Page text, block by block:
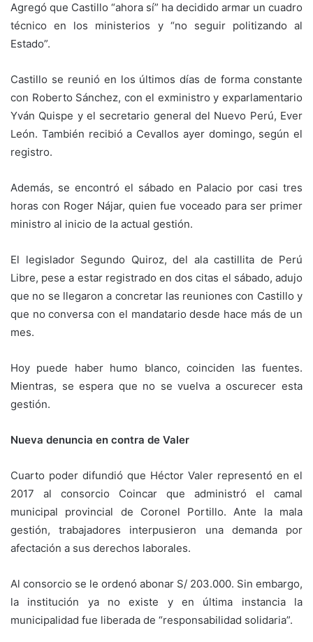
Agregó que Castillo “ahora sí” ha decidido armar un cuadro
técnico en los ministerios y “no seguir politizando al
Estado”.
Castillo se reunió en los últimos días de forma constante
con Roberto Sánchez, con el exministro y exparlamentario
Yván Quispe y el secretario general del Nuevo Perú, Ever
León. También recibió a Cevallos ayer domingo, según el
registro.
Además, se encontró el sábado en Palacio por casi tres
horas con Roger Nájar, quien fue voceado para ser primer
ministro al inicio de la actual gestión.
El legislador Segundo Quiroz, del ala castillita de Perú
Libre, pese a estar registrado en dos citas el sábado, adujo
que no se llegaron a concretar las reuniones con Castillo y
que no conversa con el mandatario desde hace más de un
mes.
Hoy puede haber humo blanco, coinciden las fuentes.
Mientras, se espera que no se vuelva a oscurecer esta
gestión.
Nueva denuncia en contra de Valer
Cuarto poder difundió que Héctor Valer representó en el
2017 al consorcio Coincar que administró el camal
municipal provincial de Coronel Portillo. Ante la mala
gestión, trabajadores interpusieron una demanda por
afectación a sus derechos laborales.
Al consorcio se le ordenó abonar S/ 203.000. Sin embargo,
la institución ya no existe y en última instancia la
municipalidad fue liberada de “responsabilidad solidaria”.